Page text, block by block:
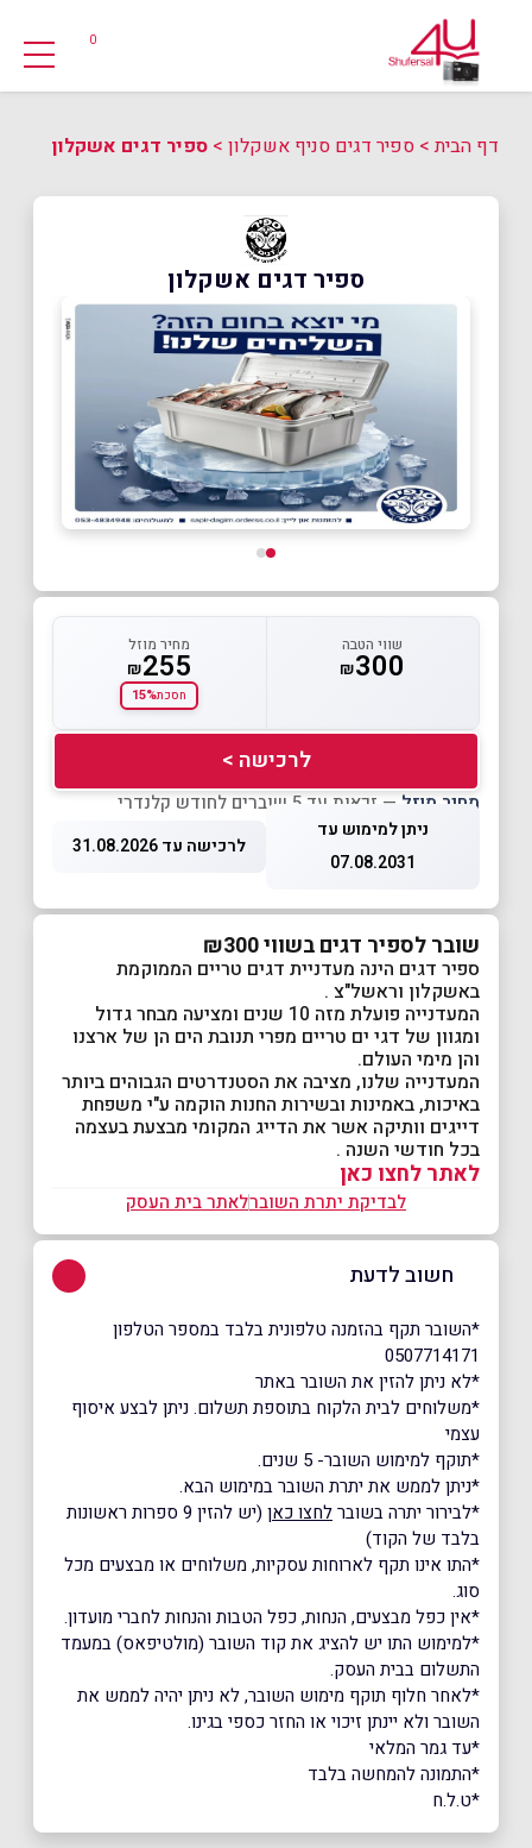
0
דף הבית> ספיר דגים סניף אשקלון > ספיר דגים אשקלון
ספיר דגים אשקלון
שווי הטבה
₪300
מחיר מוזל
₪255
חסכת15%
לרכישה >
מחיר מוזל — זכאות עד 5 שוברים לחודש קלנדרי
ניתן למימוש עד
07.08.2031
לרכישה עד 31.08.2026
שובר לספיר דגים בשווי ₪300
ספיר דגים הינה מעדניית דגים טריים הממוקמת
באשקלון וראשל"צ .
המעדנייה פועלת מזה 10 שנים ומציעה מבחר גדול
ומגוון של דגי ים טריים מפרי תנובת הים הן של ארצנו
והן מימי העולם.
המעדנייה שלנו, מציבה את הסטנדרטים הגבוהים ביותר
באיכות, באמינות ובשירות החנות הוקמה ע"י משפחת
דייגים וותיקה אשר את הדייג המקומי מבצעת בעצמה
בכל חודשי השנה .
לאתר לחצו כאן
לבדיקת יתרת השוברלאתר בית העסק
חשוב לדעת
*השובר תקף בהזמנה טלפונית בלבד במספר הטלפון
0507714171
*לא ניתן להזין את השובר באתר
*משלוחים לבית הלקוח בתוספת תשלום. ניתן לבצע איסוף
עצמי
*תוקף למימוש השובר- 5 שנים.
*ניתן לממש את יתרת השובר במימוש הבא.
*לבירור יתרה בשוברלחצו כאן
(יש להזין 9 ספרות ראשונות
בלבד של הקוד)
*התו אינו תקף לארוחות עסקיות, משלוחים או מבצעים מכל
סוג.
*אין כפל מבצעים, הנחות, כפל הטבות והנחות לחברי מועדון.
*למימוש התו יש להציג את קוד השובר (מולטיפאס) במעמד
התשלום בבית העסק.
*לאחר חלוף תוקף מימוש השובר, לא ניתן יהיה לממש את
השובר ולא יינתן זיכוי או החזר כספי בגינו.
*עד גמר המלאי
*התמונה להמחשה בלבד
*ט.ל.ח